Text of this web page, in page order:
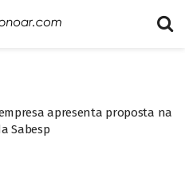
apresenta proposta na
Sabesp